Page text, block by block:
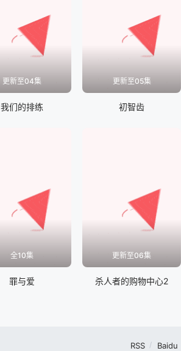
更新至04集
我们的排练
更新至05集
初智齿
全10集
罪与爱
更新至06集
杀人者的购物中心2
RSS Baidu